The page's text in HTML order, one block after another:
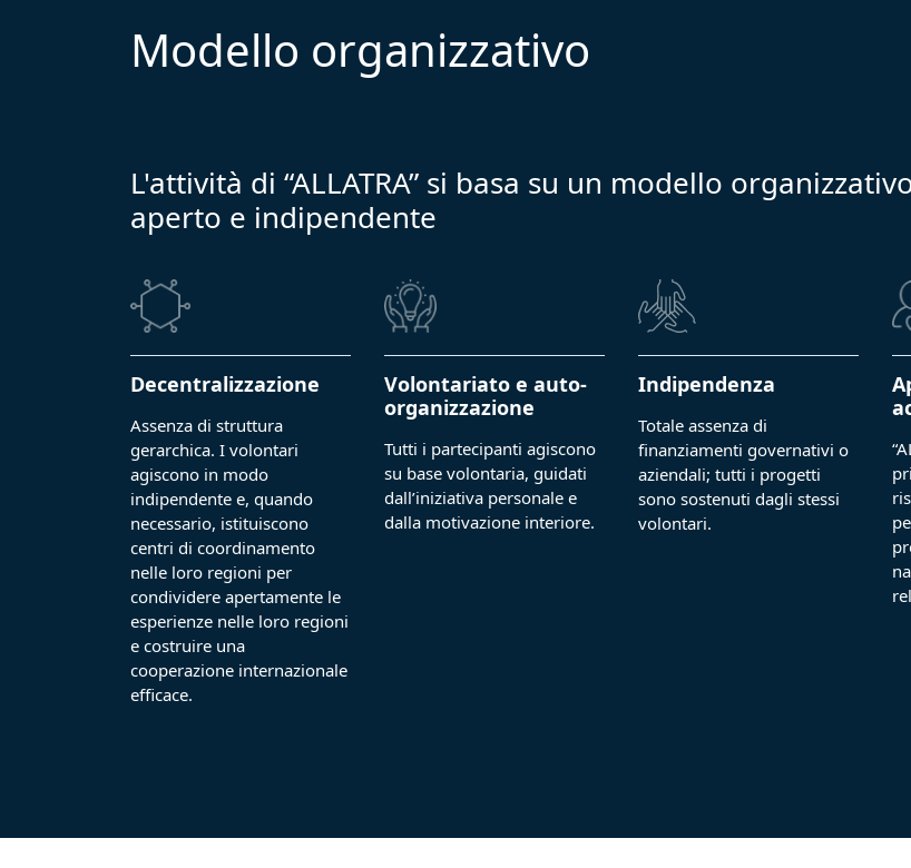
Modello organizzativo
L'attività di “ALLATRA” si basa su un modello
aperto e indipendente
Decentralizzazione
Assenza di struttura
gerarchica. I volontari
agiscono in modo
indipendente e, quando
necessario, istituiscono
centri di coordinamento
nelle loro regioni per
condividere apertamente le
esperienze nelle loro regioni
e costruire una
cooperazione internazionale
efficace.
Volontariato e auto-
organizzazione
Tutti i partecipanti agiscono
su base volontaria, guidati
dall’iniziativa personale e
dalla motivazione interiore.
Indipendenza
Totale assenza di
finanziamenti governativi o
aziendali; tutti i progetti
sono sostenuti dagli stessi
volontari.